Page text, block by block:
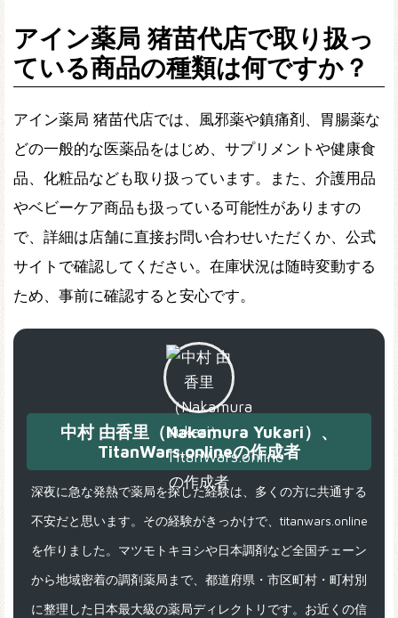
アイン薬局 猪苗代店で取り扱っ
ている商品の種類は何ですか？
アイン薬局 猪苗代店では、風邪薬や鎮痛剤、胃腸薬な
どの一般的な医薬品をはじめ、サプリメントや健康食
品、化粧品なども取り扱っています。また、介護用品
やベビーケア商品も扱っている可能性がありますの
で、詳細は店舗に直接お問い合わせいただくか、公式
サイトで確認してください。在庫状況は随時変動する
ため、事前に確認すると安心です。
中村 由香里（Nakamura Yukari）、
TitanWars.onlineの作成者
深夜に急な発熱で薬局を探した経験は、多くの方に共通する
不安だと思います。その経験がきっかけで、titanwars.online
を作りました。マツモトキヨシや日本調剤など全国チェーン
から地域密着の調剤薬局まで、都道府県・市区町村・町村別
に整理した日本最大級の薬局ディレクトリです。お近くの信